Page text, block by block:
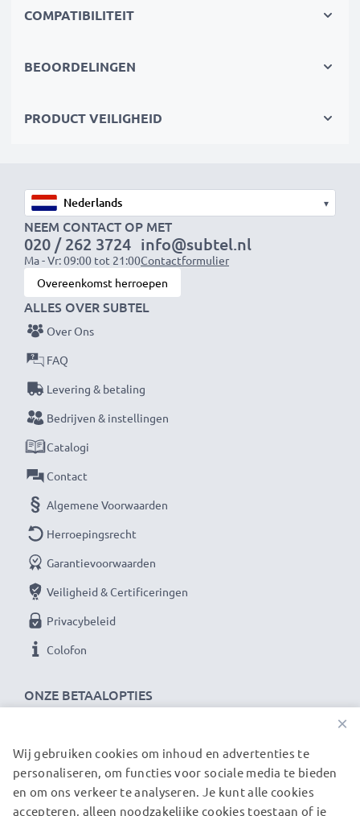
✔ Veilige gegevensoverdracht - overdrachtkabel voor
& Charging cable)
Aansluiting 1: Micro USB Ladestecker
Aansluiting 2: USB A Anschlussstecker
Versie: 2.0
Laadstroom: 1A
Datasnelheid (max): 480 MBit/s - USB 2.0
Lengte van de kabel:
Kabel Materiaal
Connector materiaal
★ 3 jaar garantie ★
Als internationale speciaalzaak sinds 2004 weten wij,
waar het bij hoogwaardige producten om draait.
Daarom verlenen wij een garantie van 36 maanden!
COMPATIBILITEIT
BEOORDELINGEN
PRODUCT VEILIGHEID
▾
NEEM CONTACT OP MET
020 / 262 3724
Ma - Vr: 09:00 tot 21:00
info@subtel.nl
Contactformulier
Overeenkomst herroepen
ONZE BETAALOPTIES
ALLES OVER SUBTEL
Over Ons
FAQ
Levering & betaling
Bedrijven & instellingen
Catalogi
Contact
Algemene Voorwaarden
Herroepingsrecht
Garantievoorwaarden
Veiligheid & Certificeringen
Privacybeleid
Colofon
ONZE VERZENDPARTNERS
×
Wij gebruiken cookies om inhoud en advertenties te
personaliseren, om functies voor sociale media te bieden
en om ons verkeer te analyseren. Je kunt alle cookies
accepteren, alleen noodzakelijke cookies toestaan of je